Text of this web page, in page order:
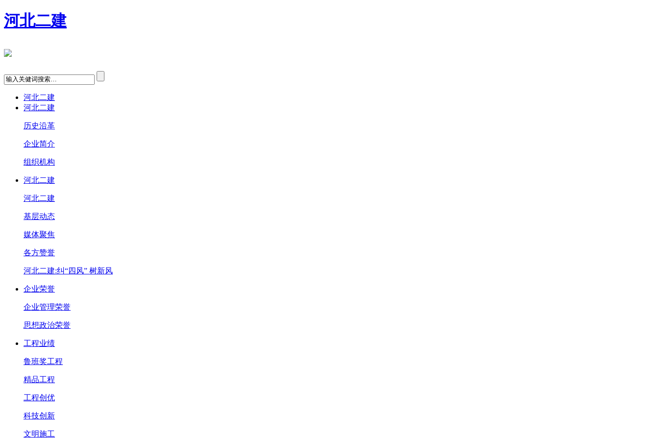
河北二建
河北二建
河北二建
历史沿革
企业简介
组织机构
河北二建
河北二建
基层动态
媒体聚焦
各方赞誉
河北二建:纠“四风” 树新风
企业荣誉
企业管理荣誉
思想政治荣誉
工程业绩
鲁班奖工程
精品工程
工程创优
科技创新
文明施工